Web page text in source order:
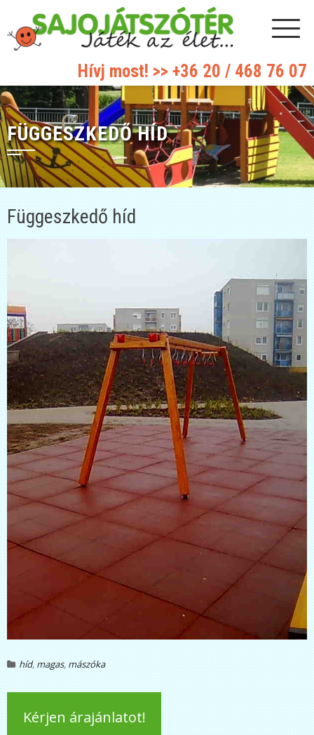
Hívj most! >> +36 20 / 468 76 07
FÜGGESZKEDŐ HÍD
Függeszkedő híd
híd,magas,mászóka
Kérjen árajánlatot!